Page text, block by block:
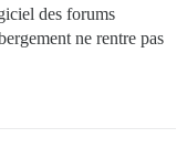
des forums
ne rentre pas